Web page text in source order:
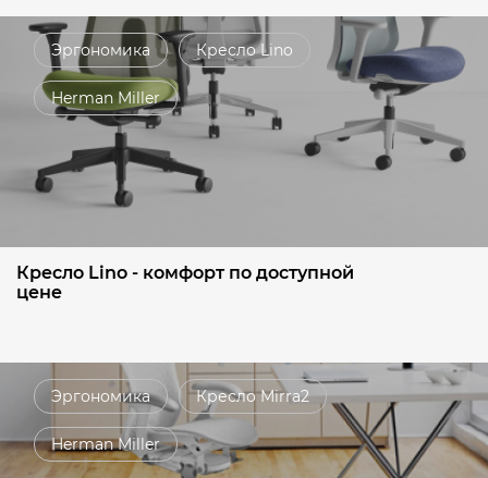
Эргономика Кресло Lino
Herman Miller
Кресло Lino - комфорт по доступной
цене
Эргономика Кресло Mirra2
Herman Miller